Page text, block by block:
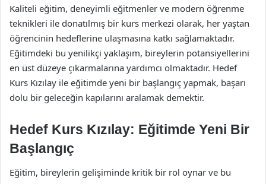
Kaliteli eğitim, deneyimli eğitmenler ve modern öğrenme
teknikleri ile donatılmış bir kurs merkezi olarak, her yaştan
öğrencinin hedeflerine ulaşmasına katkı sağlamaktadır.
Eğitimdeki bu yenilikçi yaklaşım, bireylerin potansiyellerini
en üst düzeye çıkarmalarına yardımcı olmaktadır. Hedef
Kurs Kızılay ile eğitimde yeni bir başlangıç yapmak, başarı
dolu bir geleceğin kapılarını aralamak demektir.
Hedef Kurs Kızılay: Eğitimde Yeni Bir
Başlangıç
Eğitim, bireylerin gelişiminde kritik bir rol oynar ve bu